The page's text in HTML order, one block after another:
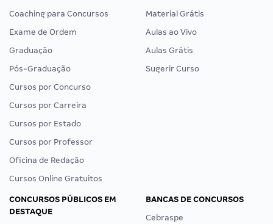
Coaching para Concursos
Exame de Ordem
Graduação
Pós-Graduação
Cursos por Concurso
Cursos por Carreira
Cursos por Estado
Cursos por Professor
Oficina de Redação
Cursos Online Gratuitos
Material Grátis
Aulas ao Vivo
Aulas Grátis
Sugerir Curso
CONCURSOS PÚBLICOS EM
DESTAQUE
BANCAS DE CONCURSOS
Cebraspe